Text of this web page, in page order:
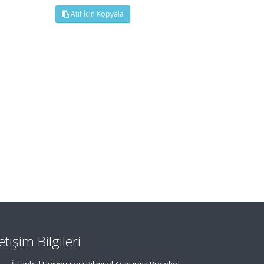
Atıf İçin Kopyala
Bilgileri